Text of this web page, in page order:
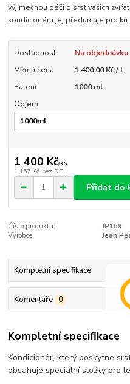
výjimečnou péči o srst vašich
kondicionéru jej předurčuje pro
Dostupnost
Na
Měrná cena
1 400,00 Kč / l
Balení
1000 ml
Objem
1 400 Kč/ks
1 157 Kč bez DPH
Přidat do
Číslo produktu:
JP169
Výrobce:
Jean
Kompletní specifikace
Komentáře 0
Kompletní specifikace
Kondicionér, který poskytne
obsahuje speciální složky pro